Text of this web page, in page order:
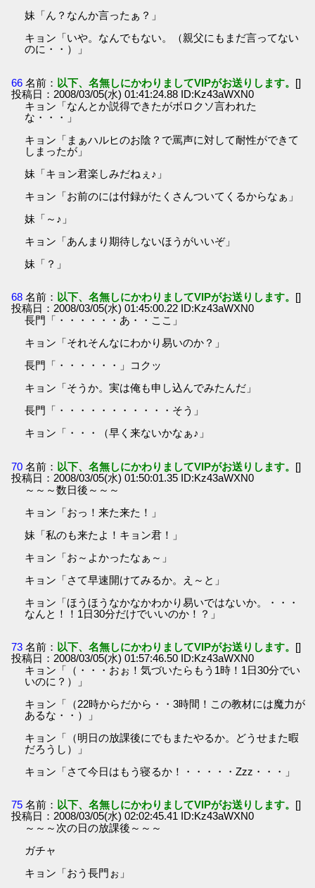
妹「ん？なんか言ったぁ？」
キョン「いや。なんでもない。（親父にもまだ言ってない
のに・・）」
66 名前： 以下、名無しにかわりましてVIPがお送りします。 []
投稿日：2008/03/05(水) 01:41:24.88 ID:Kz43aWXN0
キョン「なんとか説得できたがボロクソ言われた
な・・・」
キョン「まぁハルヒのお陰？で罵声に対して耐性ができて
しまったが」
妹「キョン君楽しみだねぇ♪」
キョン「お前のには付録がたくさんついてくるからなぁ」
妹「～♪」
キョン「あんまり期待しないほうがいいぞ」
妹「？」
68 名前： 以下、名無しにかわりましてVIPがお送りします。 []
投稿日：2008/03/05(水) 01:45:00.22 ID:Kz43aWXN0
長門「・・・・・・あ・・ここ」
キョン「それそんなにわかり易いのか？」
長門「・・・・・・」コクッ
キョン「そうか。実は俺も申し込んでみたんだ」
長門「・・・・・・・・・・・そう」
キョン「・・・（早く来ないかなぁ♪」
70 名前： 以下、名無しにかわりましてVIPがお送りします。 []
投稿日：2008/03/05(水) 01:50:01.35 ID:Kz43aWXN0
～～～数日後～～～
キョン「おっ！来た来た！」
妹「私のも来たよ！キョン君！」
キョン「お～よかったなぁ～」
キョン「さて早速開けてみるか。え～と」
キョン「ほうほうなかなかわかり易いではないか。・・・
なんと！！1日30分だけでいいのか！？」
73 名前： 以下、名無しにかわりましてVIPがお送りします。 []
投稿日：2008/03/05(水) 01:57:46.50 ID:Kz43aWXN0
キョン「（・・・おぉ！気づいたらもう1時！1日30分でい
いのに？）」
キョン「（22時からだから・・3時間！この教材には魔力が
あるな・・）」
キョン「（明日の放課後にでもまたやるか。どうせまた暇
だろうし）」
キョン「さて今日はもう寝るか！・・・・・Zzz・・・」
75 名前： 以下、名無しにかわりましてVIPがお送りします。 []
投稿日：2008/03/05(水) 02:02:45.41 ID:Kz43aWXN0
～～～次の日の放課後～～～
ガチャ
キョン「おう長門ぉ」